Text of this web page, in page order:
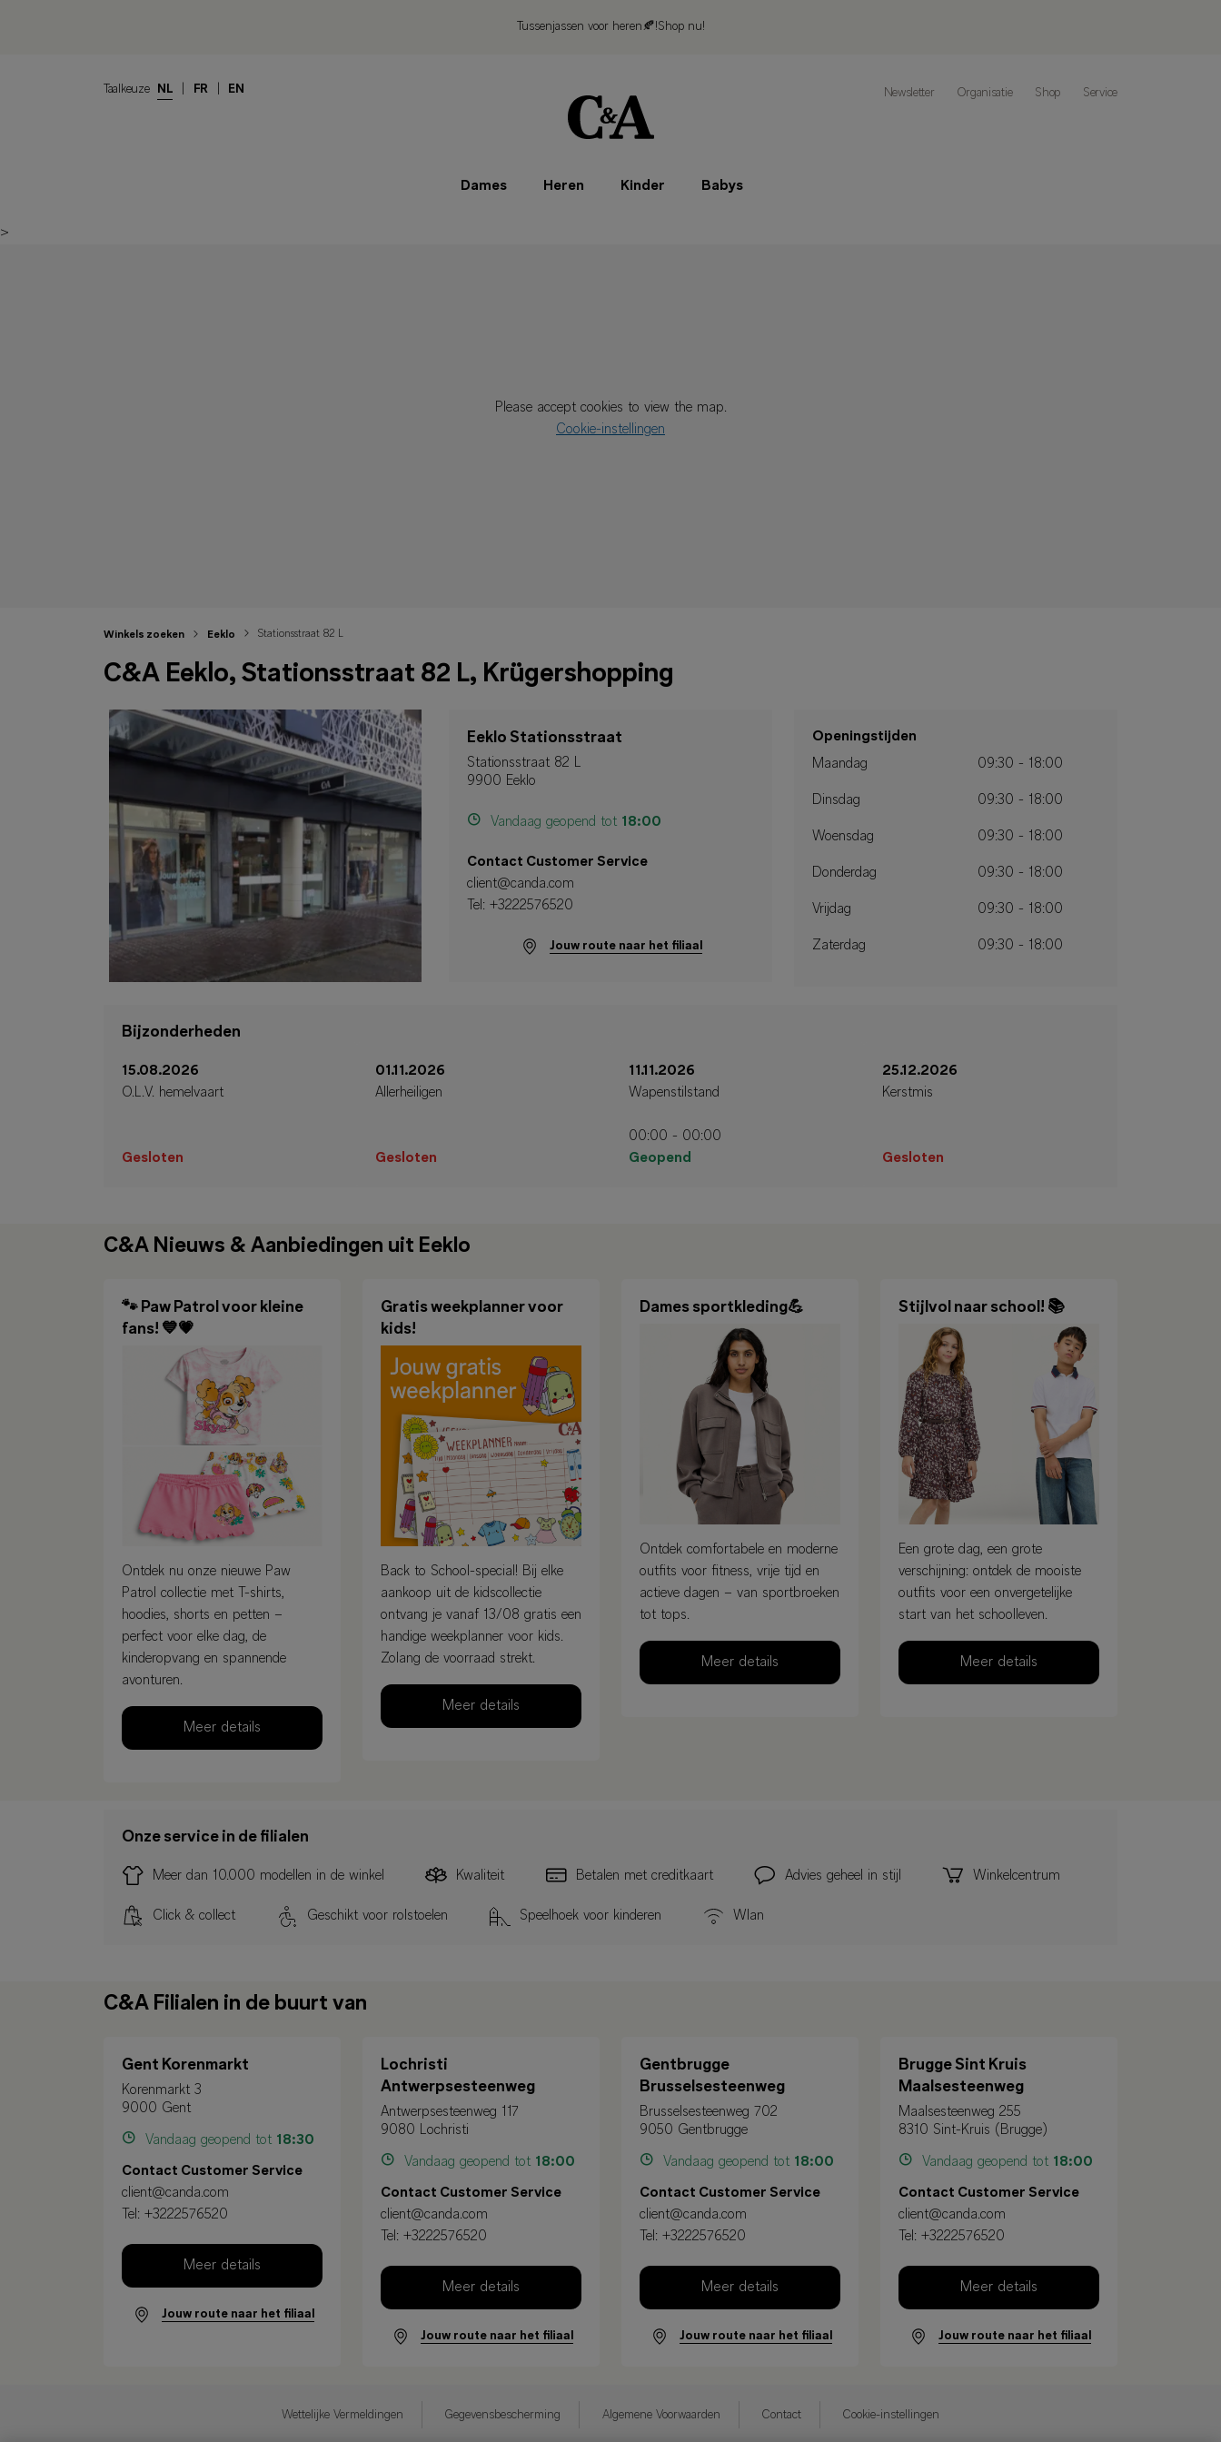
Tussenjassen voor heren🍂!Shop nu!
Taalkeuze NL FR EN Newsletter Organisatie Shop Service
Dames Heren Kinder Babys
>
Please accept cookies to view the map.
Cookie-instellingen
Winkels zoeken Eeklo Stationsstraat 82 L
C&A Eeklo, Stationsstraat 82 L, Krügershopping
Eeklo Stationsstraat
Stationsstraat 82 L
9900 Eeklo
Vandaag geopend tot 18:00
Contact Customer Service
client@canda.com
Tel: +3222576520
Jouw route naar het filiaal
Openingstijden
Maandag
09:30 - 18:00
Dinsdag 09:30 - 18:00
Woensdag 09:30 - 18:00
Donderdag 09:30 - 18:00
Vrijdag 09:30 - 18:00
Zaterdag 09:30 - 18:00
Bijzonderheden
15.08.2026
O.L.V. hemelvaart
Gesloten
01.11.2026
Allerheiligen
Gesloten
11.11.2026
Wapenstilstand
00:00 - 00:00
Geopend
25.12.2026
Kerstmis
Gesloten
C&A Nieuws & Aanbiedingen uit Eeklo
🐾 Paw Patrol voor kleine
fans! 💙💗
Ontdek nu onze nieuwe Paw
Patrol collectie met T-shirts,
hoodies, shorts en petten –
perfect voor elke dag, de
kinderopvang en spannende
avonturen.
Meer details
Gratis weekplanner voor
kids!
Back to School-special! Bij elke
aankoop uit de kidscollectie
ontvang je vanaf 13/08 gratis een
handige weekplanner voor kids.
Zolang de voorraad strekt.
Meer details
Dames sportkleding💪
Ontdek comfortabele en moderne
outfits voor fitness, vrije tijd en
actieve dagen – van sportbroeken
tot tops.
Meer details
Stijlvol naar school! 📚
Een grote dag, een grote
verschijning: ontdek de mooiste
outfits voor een onvergetelijke
start van het schoolleven.
Meer details
Onze service in de filialen
Meer dan 10.000 modellen in de winkel Kwaliteit Betalen met creditkaart Advies geheel in stijl Winkelcentrum
Click & collect Geschikt voor rolstoelen Speelhoek voor kinderen Wlan
C&A Filialen in de buurt van
Gent Korenmarkt
Korenmarkt 3
9000 Gent
Vandaag geopend tot 18:30
Contact Customer Service
client@canda.com
Tel: +3222576520
Meer details
Jouw route naar het filiaal
Lochristi
Antwerpsesteenweg
Antwerpsesteenweg 117
9080 Lochristi
Vandaag geopend tot 18:00
Contact Customer Service
client@canda.com
Tel: +3222576520
Meer details
Jouw route naar het filiaal
Gentbrugge
Brusselsesteenweg
Brusselsesteenweg 702
9050 Gentbrugge
Vandaag geopend tot 18:00
Contact Customer Service
client@canda.com
Tel: +3222576520
Meer details
Jouw route naar het filiaal
Brugge Sint Kruis
Maalsesteenweg
Maalsesteenweg 255
8310 Sint-Kruis (Brugge)
Vandaag geopend tot 18:00
Contact Customer Service
client@canda.com
Tel: +3222576520
Meer details
Jouw route naar het filiaal
Wettelijke Vermeldingen Gegevensbescherming Algemene Voorwaarden Contact Cookie-instellingen